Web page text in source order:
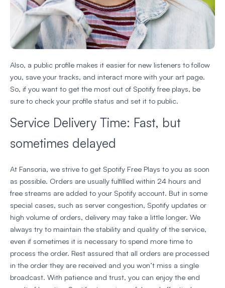
Also, a public profile makes it easier for new listeners to follow
you, save your tracks, and interact more with your art page.
So, if you want to get the most out of Spotify free plays, be
sure to check your profile status and set it to public.
Service Delivery Time: Fast, but
sometimes delayed
At Fansoria, we strive to get Spotify Free Plays to you as soon
as possible. Orders are usually fulfilled within 24 hours and
free streams are added to your Spotify account. But in some
special cases, such as server congestion, Spotify updates or
high volume of orders, delivery may take a little longer. We
always try to maintain the stability and quality of the service,
even if sometimes it is necessary to spend more time to
process the order. Rest assured that all orders are processed
in the order they are received and you won’t miss a single
broadcast. With patience and trust, you can enjoy the end